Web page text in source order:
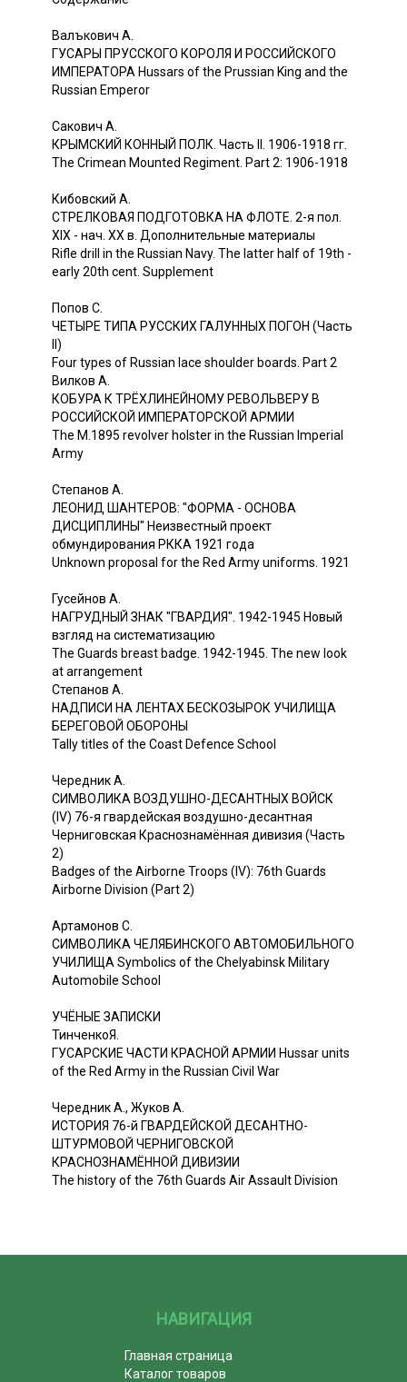
Валъкович А.
ГУСАРЫ ПРУССКОГО КОРОЛЯ И РОССИЙСКОГО
ИМПЕРАТОРА Hussars of the Prussian King and the
Russian Emperor
Сакович A.
КРЫМСКИЙ КОННЫЙ ПОЛК. Часть II. 1906-1918 гг.
The Crimean Mounted Regiment. Part 2: 1906-1918
Кибовский A.
СТРЕЛКОВАЯ ПОДГОТОВКА НА ФЛОТЕ. 2-я пол.
XIX - нач. XX в. Дополнительные материалы
Rifle drill in the Russian Navy. The latter half of 19th -
early 20th cent. Supplement
Попов С.
ЧЕТЫРЕ ТИПА РУССКИХ ГАЛУННЫХ ПОГОН (Часть
II)
Four types of Russian lace shoulder boards. Part 2
Вилков A.
КОБУРА К ТРЁХЛИНЕЙНОМУ РЕВОЛЬВЕРУ В
РОССИЙСКОЙ ИМПЕРАТОРСКОЙ АРМИИ
The М.1895 revolver holster in the Russian Imperial
Army
Степанов A.
ЛЕОНИД ШАНТЕРОВ: "ФОРМА - ОСНОВА
ДИСЦИПЛИНЫ" Неизвестный проект
обмундирования РККА 1921 года
Unknown proposal for the Red Army uniforms. 1921
Гусейнов A.
НАГРУДНЫЙ ЗНАК "ГВАРДИЯ". 1942-1945 Новый
взгляд на систематизацию
The Guards breast badge. 1942-1945. The new look
at arrangement
Степанов A.
НАДПИСИ НА ЛЕНТАХ БЕСКОЗЫРОК УЧИЛИЩА
БЕРЕГОВОЙ ОБОРОНЫ
Tally titles of the Coast Defence School
Чередник A.
СИМВОЛИКА ВОЗДУШНО-ДЕСАНТНЫХ ВОЙСК
(IV) 76-я гвардейская воздушно-десантная
Черниговская Краснознамённая дивизия (Часть
2)
Badges of the Airborne Troops (IV): 76th Guards
Airborne Division (Part 2)
Артамонов С.
СИМВОЛИКА ЧЕЛЯБИНСКОГО АВТОМОБИЛЬНОГО
УЧИЛИЩА Symbolics of the Chelyabinsk Military
Automobile School
УЧЁНЫЕ ЗАПИСКИ
ТинченкоЯ.
ГУСАРСКИЕ ЧАСТИ КРАСНОЙ АРМИИ Hussar units
of the Red Army in the Russian Civil War
Чередник А., Жуков A.
ИСТОРИЯ 76-й ГВАРДЕЙСКОЙ ДЕСАНТНО-
ШТУРМОВОЙ ЧЕРНИГОВСКОЙ
КРАСНОЗНАМЁННОЙ ДИВИЗИИ
The history of the 76th Guards Air Assault Division
НАВИГАЦИЯ
Главная страница
Каталог товаров